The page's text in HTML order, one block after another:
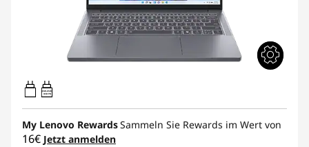
45W-65W
USB PD
My Lenovo RewardsSammeln Sie Rewards im Wert von
16€ Jetzt anmelden